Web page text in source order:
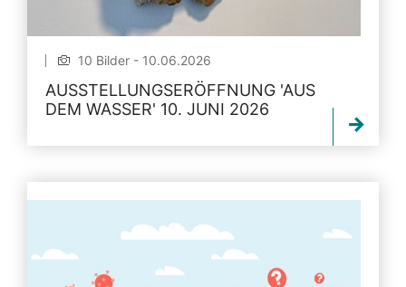
10 Bilder - 10.06.2026
AUSSTELLUNGSERÖFFNUNG 'AUS
DEM WASSER' 10. JUNI 2026